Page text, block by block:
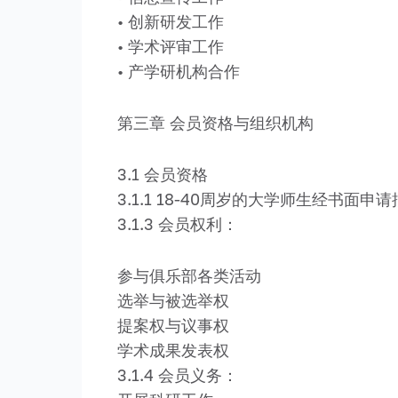
• 创新研发工作
• 学术评审工作
• 产学研机构合作
第三章 会员资格与组织机构
3.1 会员资格
3.1.1 18-40周岁的大学师生经书面申请
3.1.3 会员权利：
参与俱乐部各类活动
选举与被选举权
提案权与议事权
学术成果发表权
3.1.4 会员义务：